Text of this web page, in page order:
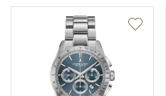
Šířka řemínku (nožky/spona)
Řemínek / Ref.